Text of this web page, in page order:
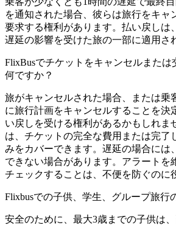
を通知された場合、彼らは旅行をキャ
要求する権利があります。払い戻しは
遅延の影響を受けた旅の一部に適用さ
FlixBusでチケットをキャンセルまたは
何ですか？
旅がキャンセルされた場合、または乗
に旅行計画をキャンセルすることを決
い戻しを受ける権利があるかもしれま
は、チケットの完全な費用または完了
みをカバーできます。遅延の場合には
できない場合があります。アラートを
チェックすることは、不便を防ぐのに
Flixbusでの子供、学生、グループ旅行
安全のために、最大3歳までの子供は